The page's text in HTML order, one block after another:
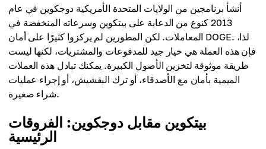
أنشأ برنامجين من الولايات المتحدة الأمريكية دوجكوين في عام
2013 كنوع من الدعابة على بيتكوين وسرعاته المنخفضة في
المعاملات. لكن المطورين لم يركزوا كثيرًا على أمان DOGE. لذا،
فإن هذه العملة هي خيار جيد للمدفوعات والمشتريات، لكنها ليست
طريقة موثوقة لتخزين الأصول الكبيرة. يمكنك تبادل هذه العملات
الميمية بأمان مع الأصدقاء، أو ترك البقشيش، أو إجراء عمليات
شراء صغيرة.
بيتكوين مقابل دوجكوين: الفروقات
الرئيسية